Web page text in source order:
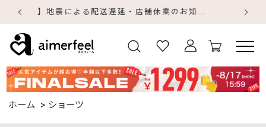
デジタルギフトサービス
ホーム ショーツ